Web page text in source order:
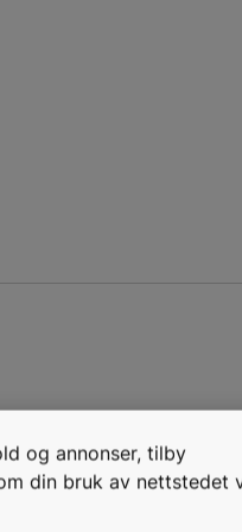
og annonser, tilby
din bruk av nettstedet